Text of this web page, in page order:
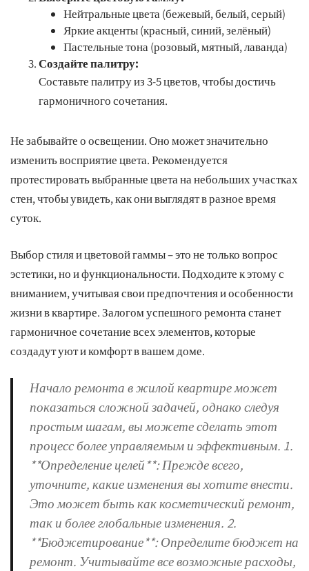
Нейтральные цвета (бежевый, белый, серый)
Яркие акценты (красный, синий, зелёный)
Пастельные тона (розовый, мятный, лаванда)
Создайте палитру:
Составьте палитру из 3-5 цветов, чтобы достичь
гармоничного сочетания.
Не забывайте о освещении. Оно может значительно
изменить восприятие цвета. Рекомендуется
протестировать выбранные цвета на небольших участках
стен, чтобы увидеть, как они выглядят в разное время
суток.
Выбор стиля и цветовой гаммы – это не только вопрос
эстетики, но и функциональности. Подходите к этому с
вниманием, учитывая свои предпочтения и особенности
жизни в квартире. Залогом успешного ремонта станет
гармоничное сочетание всех элементов, которые
создадут уют и комфорт в вашем доме.
Начало ремонта в жилой квартире может
показаться сложной задачей, однако следуя
простым шагам, вы можете сделать этот
процесс более управляемым и эффективным. 1.
**Определение целей**: Прежде всего,
уточните, какие изменения вы хотите внести.
Это может быть как косметический ремонт,
так и более глобальные изменения. 2.
**Бюджетирование**: Определите бюджет на
ремонт. Учитывайте все возможные расходы,